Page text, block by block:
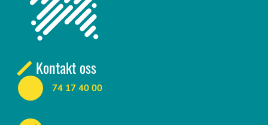
Kontakt oss
74 17 40 00